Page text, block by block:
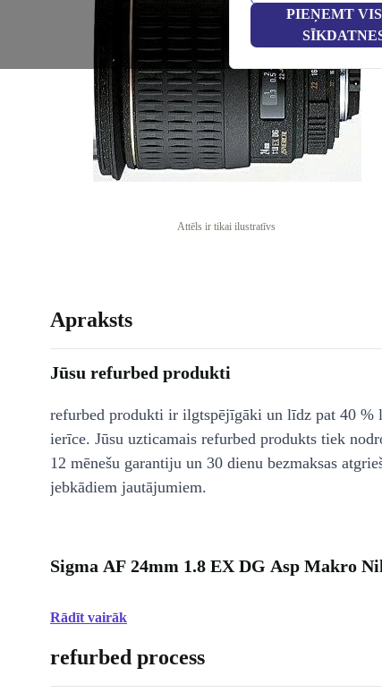
PIEŅEMT
Attēls ir tikai ilustratīvs
Apraksts
Jūsu refurbed produkti
refurbed produkti ir ilgtspējīgāki un līdz pat 40 %
ierīce. Jūsu uzticamais refurbed produkts tiek
12 mēnešu garantiju un 30 dienu bezmaksas
jebkādiem jautājumiem.
Sigma AF 24mm 1.8 EX DG Asp Makro
Rādīt vairāk
refurbed process